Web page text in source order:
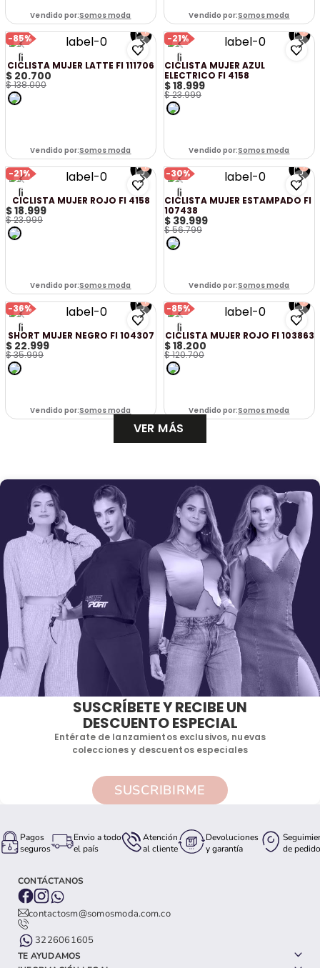
Vendido por:Somos moda Vendido por:Somos moda
-85%
CICLISTA MUJER LATTE FI 111706
$ 20.700
$138.000
Vendido por:Somos moda
-21%
CICLISTA MUJER AZUL
ELECTRICO FI 4158
$18.999
$23.999
Vendido por:Somos moda
-21%
CICLISTA MUJER ROJO FI 4158
$18.999
$23.999
Vendido por:Somos moda
-30%
CICLISTA MUJER ESTAMPADO FI
107438
$ 39.999
$56.799
Vendido por:Somos moda
-36%
SHORT MUJER NEGRO FI 104307
$ 22.999
$35.999
Vendido por:Somos moda
-85%
CICLISTA MUJER ROJO FI 103863
$18.200
$120.700
Vendido por:Somos moda
SUSCRÍBETE Y RECIBE UN
DESCUENTO ESPECIAL
Entérate de lanzamientos exclusivos, nuevas
colecciones y descuentos especiales
SUSCRIBIRME
Pagos
seguros
Envio a todo
el país
Atención
al cliente
Devoluciones
y garantía
de pedido
CONTÁCTANOS
contactosm@somosmoda.com.co
3226061605
TE AYUDAMOS